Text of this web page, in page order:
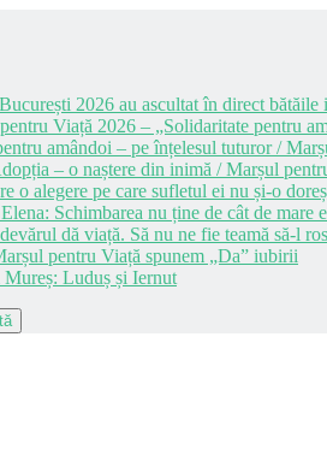
2026 au ascultat în direct
Viață 2026 – „Solidaritate pentru
amândoi – pe înțelesul tuturor /
– o naștere din inimă / Marșul
o alegere pe care sufletul ei nu și-o
Schimbarea nu ține de cât de
dă viață. Să nu ne fie teamă să-l
pentru Viață spunem „Da” iubirii
Luduș și Iernut